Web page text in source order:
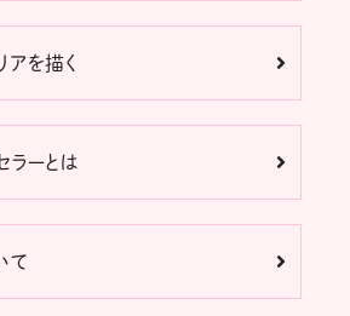
アを描く
ラーとは
て